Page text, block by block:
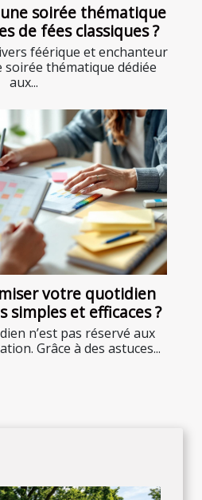
soirée thématique
de fées classiques ?
féérique et enchanteur
thématique dédiée
aux...
votre quotidien
simples et efficaces ?
n’est pas réservé aux
Grâce à des astuces...